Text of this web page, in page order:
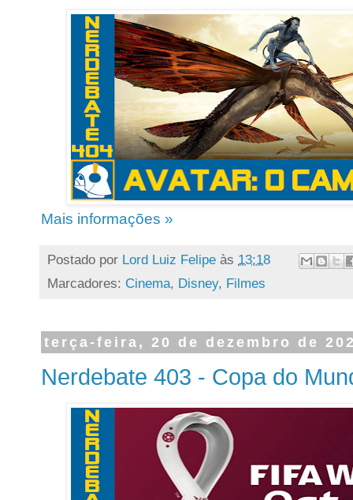
Mais informações »
Postado por Lord Luiz Felipe às 13:18
Marcadores: Cinema, Disney, Filmes
terça-feira, 20 de dezembro de
Nerdebate 403 - Copa do